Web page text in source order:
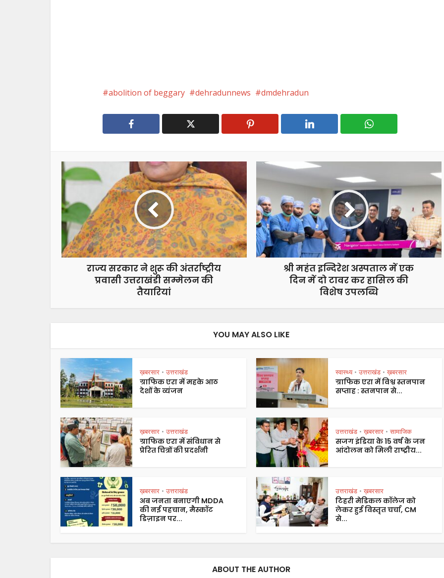
abolition of beggary dehradunnews dmdehradun
राज्य सरकार ने शुरू की अंतर्राष्ट्रीय
प्रवासी उत्तराखंडी सम्मेलन की
तैयारियां
श्री महंत इन्दिरेश अस्पताल में एक
दिन में दो टावर कर हासिल की
विशेष उपलब्धि
YOU MAY ALSO LIKE
ख़बरसार • उत्तराखंड
ग्राफिक एरा में महके आठ
देशों के व्यंजन
स्वास्थ्य • उत्तराखंड • ख़बरसार
ग्राफिक एरा में विश्व स्तनपान
सप्ताह : स्तनपान से...
ख़बरसार • उत्तराखंड
ग्राफिक एरा में संविधान से
प्रेरित चित्रों की प्रदर्शनी
उत्तराखंड • ख़बरसार • सामाजिक
सजग इंडिया के 15 वर्ष के जन
आंदोलन को मिली राष्ट्रीय...
ख़बरसार • उत्तराखंड
अब जनता बनाएगी MDDA
की नई पहचान, मैस्कॉट
डिज़ाइन पर...
उत्तराखंड • ख़बरसार
टिहरी मेडिकल कॉलेज को
लेकर हुई विस्तृत चर्चा, CM
से...
ABOUT THE AUTHOR